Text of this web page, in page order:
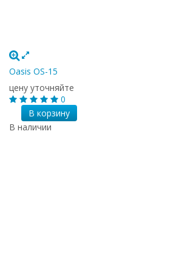
Oasis OS-15
цену уточняйте
0
В корзину
В наличии